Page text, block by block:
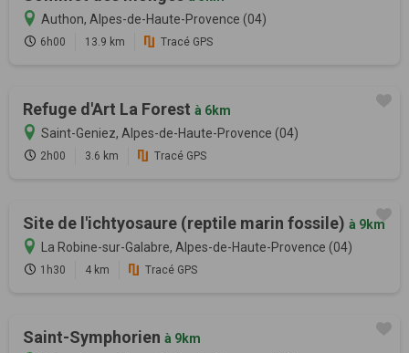
Authon, Alpes-de-Haute-Provence (04)
6h00 13.9 km Tracé GPS
Refuge d'Art La Forest à 6km
Saint-Geniez, Alpes-de-Haute-Provence (04)
2h00 3.6 km Tracé GPS
Site de l'ichtyosaure (reptile marin fossile) à 9km
La Robine-sur-Galabre, Alpes-de-Haute-Provence (04)
1h30 4 km Tracé GPS
Saint-Symphorien à 9km